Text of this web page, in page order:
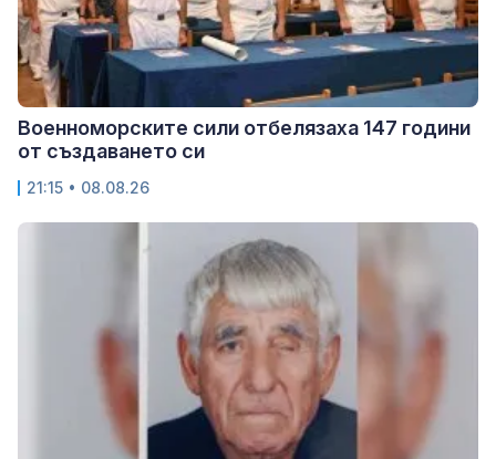
Военноморските сили отбелязаха 147 години
от създаването си
21:15 • 08.08.26